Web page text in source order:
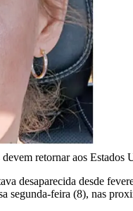
retornar aos Estados
desaparecida desde
feira (8), nas